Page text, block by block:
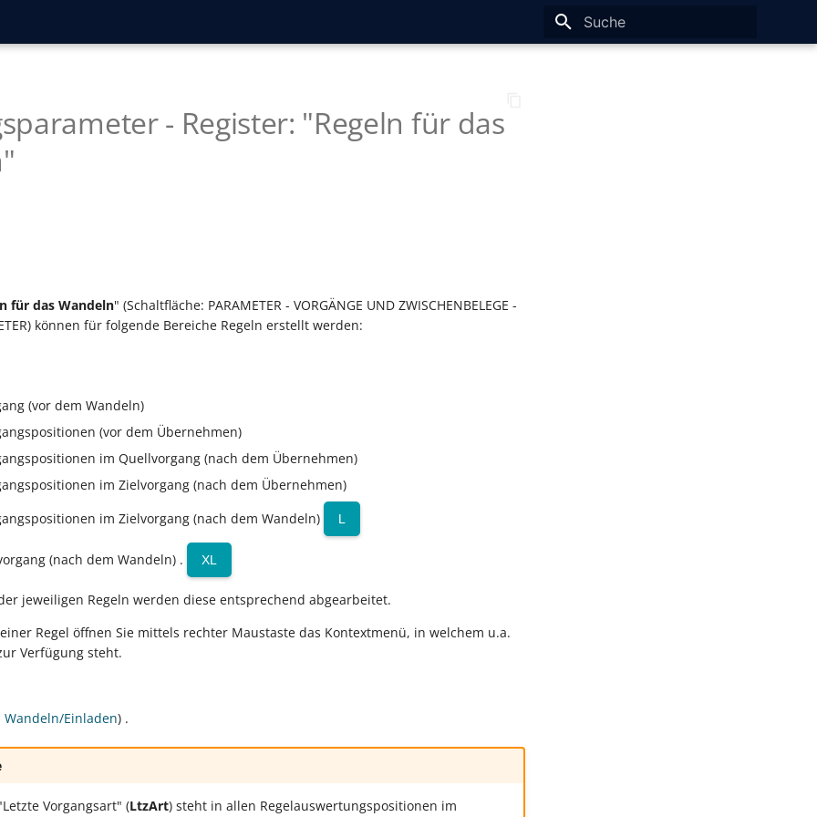
- Register: "Regeln für das
für das Wandeln" (Schaltfläche: PARAMETER - VORGÄNGE UND ZWISCHENBELEGE -
können für folgende Bereiche Regeln erstellt werden:
(vor dem Wandeln)
(vor dem Übernehmen)
im Quellvorgang (nach dem Übernehmen)
im Zielvorgang (nach dem Übernehmen)
im Zielvorgang (nach dem Wandeln)
L
(nach dem Wandeln) . XL
jeweiligen Regeln werden diese entsprechend abgearbeitet.
Regel öffnen Sie mittels rechter Maustaste das Kontextmenü, in welchem u.a.
Verfügung steht.
Wandeln/Einladen) .
Vorgangsart" (LtzArt) steht in allen Regelauswertungspositionen im